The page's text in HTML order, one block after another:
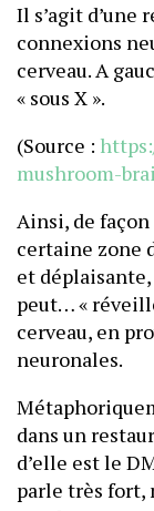
Il s’agit d’une
connexions
cerveau. A
« sous X ».
(Source :
mushroom-
Ainsi, de
certaine zone
et
peut… «
cerveau, en
neuronales.
dans un
d’elle est le
parle très fort,